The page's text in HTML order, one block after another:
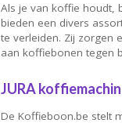
Als je van koffie houdt,
bieden een divers
te verleiden. Zij zorgen
aan koffiebonen tegen
JURA
De Koffieboon.be stelt